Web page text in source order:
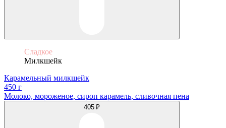
Сладкое
Милкшейк
Карамельный милкшейк
450 г
Молоко, мороженое, сироп карамель, сливочная пена
405 ₽